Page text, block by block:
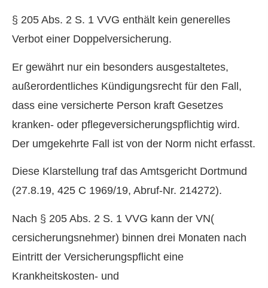
§ 205 Abs. 2 S. 1 VVG enthält kein generelles
Verbot einer Doppelversicherung.
Er gewährt nur ein besonders ausgestaltetes,
außerordentliches Kündigungsrecht für den Fall,
dass eine versicherte Person kraft Gesetzes
kranken- oder pflegeversicherungspflichtig wird.
Der umgekehrte Fall ist von der Norm nicht erfasst.
Diese Klarstellung traf das Amtsgericht Dortmund
(27.8.19, 425 C 1969/19, Abruf-Nr. 214272).
Nach § 205 Abs. 2 S. 1 VVG kann der VN(
cersicherungsnehmer) binnen drei Monaten nach
Eintritt der Versicherungspflicht eine
Krankheitskosten- und